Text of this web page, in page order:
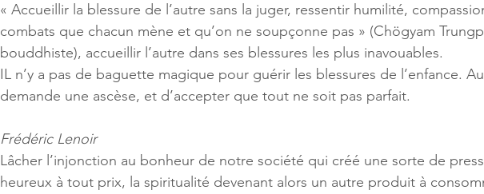
« Accueillir la blessure de l’autre sans la juger, ressentir humilité,
combats que chacun mène et qu’on ne soupçonne pas » (Chögyam
bouddhiste), accueillir l’autre dans ses blessures les plus inavouables.
IL n’y a pas de baguette magique pour guérir les blessures de l’enfance.
demande une ascèse, et d’accepter que tout ne soit pas parfait.
Frédéric Lenoir
Lâcher l’injonction au bonheur de notre société qui créé une sorte de
heureux à tout prix, la spiritualité devenant alors un autre produit à